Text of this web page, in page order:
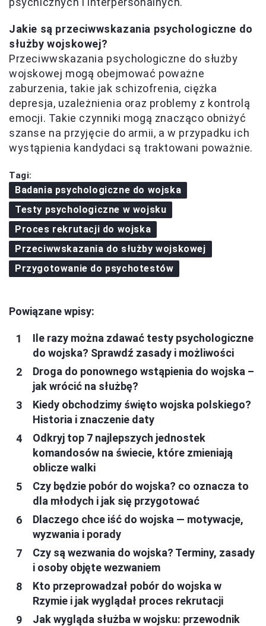
Jakie są przeciwwskazania psychologiczne do
służby wojskowej?
Przeciwwskazania psychologiczne do służby
wojskowej mogą obejmować poważne
zaburzenia, takie jak schizofrenia, ciężka
depresja, uzależnienia oraz problemy z kontrolą
emocji. Takie czynniki mogą znacząco obniżyć
szanse na przyjęcie do armii, a w przypadku ich
wystąpienia kandydaci są traktowani poważnie.
Tagi:
Badania psychologiczne do wojska
Testy psychologiczne w wojsku
Proces rekrutacji do wojska
Przeciwwskazania do służby wojskowej
Przygotowanie do psychotestów
Powiązane wpisy:
Ile razy można zdawać testy psychologiczne
do wojska? Sprawdź zasady i możliwości
Droga do ponownego wstąpienia do wojska –
jak wrócić na służbę?
Kiedy obchodzimy święto wojska polskiego?
Historia i znaczenie daty
Odkryj top 7 najlepszych jednostek
komandosów na świecie, które zmieniają
oblicze walki
Czy będzie pobór do wojska? co oznacza to
dla młodych i jak się przygotować
Dlaczego chce iść do wojska — motywacje,
wyzwania i porady
Czy są wezwania do wojska? Terminy, zasady
i osoby objęte wezwaniem
Kto przeprowadzał pobór do wojska w
Rzymie i jak wyglądał proces rekrutacji
Jak wygląda służba w wojsku: przewodnik